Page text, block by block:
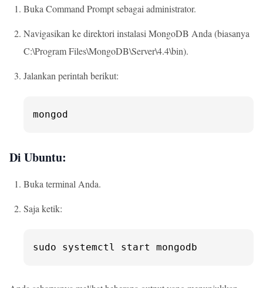
Buka Command Prompt sebagai administrator.
Navigasikan ke direktori instalasi MongoDB Anda (biasanya
C:\Program Files\MongoDB\Server\4.4\bin).
Jalankan perintah berikut:
mongod
Di Ubuntu:
Buka terminal Anda.
Saja ketik:
sudo systemctl start mongodb